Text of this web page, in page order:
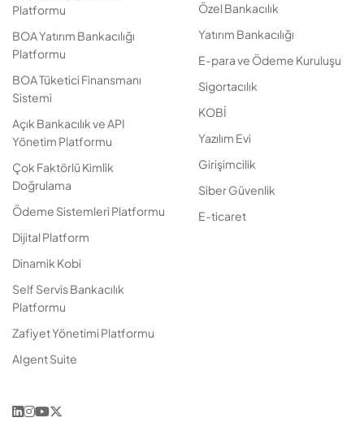
Platformu
BOA Yatırım Bankacılığı
Platformu
BOA Tüketici Finansmanı
Sistemi
Açık Bankacılık ve API
Yönetim Platformu
Çok Faktörlü Kimlik
Doğrulama
Ödeme Sistemleri Platformu
Dijital Platform
Dinamik Kobi
Self Servis Bankacılık
Platformu
Zafiyet Yönetimi Platformu
AIgent Suite
Özel Bankacılık
Yatırım Bankacılığı
E-para ve Ödeme Kuruluşu
Sigortacılık
KOBİ
Yazılım Evi
Girişimcilik
Siber Güvenlik
E-ticaret